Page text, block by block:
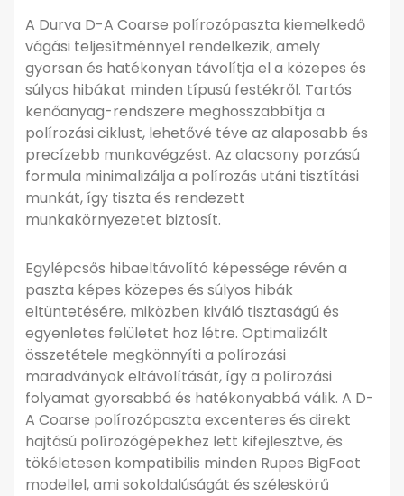
A Durva D-A Coarse polírozópaszta kiemelkedő
vágási teljesítménnyel rendelkezik, amely
gyorsan és hatékonyan távolítja el a közepes és
súlyos hibákat minden típusú festékről. Tartós
kenőanyag-rendszere meghosszabbítja a
polírozási ciklust, lehetővé téve az alaposabb és
precízebb munkavégzést. Az alacsony porzású
formula minimalizálja a polírozás utáni tisztítási
munkát, így tiszta és rendezett
munkakörnyezetet biztosít.
Egylépcsős hibaeltávolító képessége révén a
paszta képes közepes és súlyos hibák
eltüntetésére, miközben kiváló tisztaságú és
egyenletes felületet hoz létre. Optimalizált
összetétele megkönnyíti a polírozási
maradványok eltávolítását, így a polírozási
folyamat gyorsabbá és hatékonyabbá válik. A D-
A Coarse polírozópaszta excenteres és direkt
hajtású polírozógépekhez lett kifejlesztve, és
tökéletesen kompatibilis minden Rupes BigFoot
modellel, ami sokoldalúságát és széleskörű